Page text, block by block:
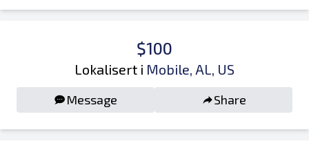
$100
Lokalisert i Mobile, AL, US
Message Share